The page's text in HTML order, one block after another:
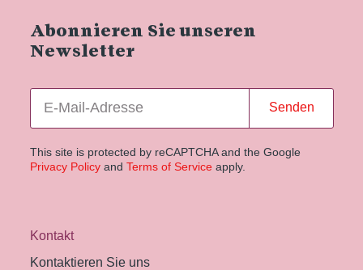
Abonnieren Sie unseren
Newsletter
Senden
This site is protected by reCAPTCHA and the Google
Privacy Policyand Terms of Service apply.
Kontakt
Kontaktieren Sie uns